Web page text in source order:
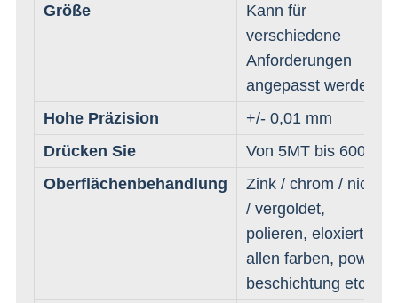
Größe
Kann für
verschiedene
Anforderungen
angepasst werden
Hohe Präzision
+/- 0,01 mm
Drücken Sie
Von 5MT bis 600MT
Oberflächenbehandlung
Zink / chrom / nickel
/ vergoldet,
polieren, eloxiert in
allen farben, power-
beschichtung etc.